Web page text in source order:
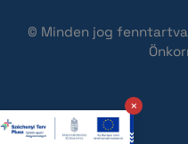
© Minden jog
×